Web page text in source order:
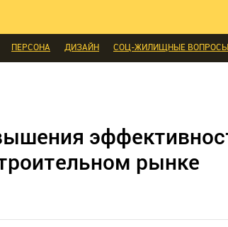
ПЕРСОНА ДИЗАЙН СОЦ-ЖИЛИЩНЫЕ ВОПРОСЫ
рынке